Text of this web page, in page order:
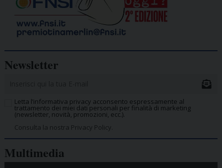
Newsletter
Letta l’informativa privacy acconsento espressamente al
trattamento dei miei dati personali per finalità di marketing
(newsletter, novità, promozioni, ecc.).
Consulta la nostra Privacy Policy.
Multimedia